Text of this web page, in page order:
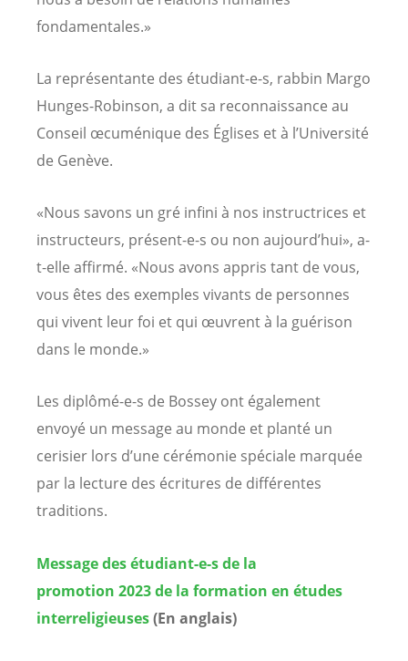
fondamentales.»
La représentante des étudiant-e-s, rabbin Margo
Hunges-Robinson, a dit sa reconnaissance au
Conseil œcuménique des Églises et à l’Université
de Genève.
«Nous savons un gré infini à nos instructrices et
instructeurs, présent-e-s ou non aujourd’hui», a-
t-elle affirmé. «Nous avons appris tant de vous,
vous êtes des exemples vivants de personnes
qui vivent leur foi et qui œuvrent à la guérison
dans le monde.»
Les diplômé-e-s de Bossey ont également
envoyé un message au monde et planté un
cerisier lors d’une cérémonie spéciale marquée
par la lecture des écritures de différentes
traditions.
Message des étudiant-e-s de la
promotion 2023 de la formation en études
interreligieuses(En anglais)